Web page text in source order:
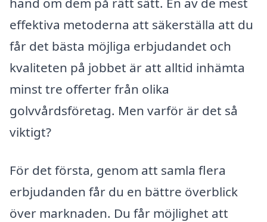
effektiva metoderna att säkerställa att du
får det bästa möjliga erbjudandet och
kvaliteten på jobbet är att alltid in­hämta
minst tre offerter från olika
golvvårdsföretag. Men varför är det så
viktigt?
För det första, genom att samla flera
erbjudanden får du en bättre överblick
över marknaden. Du får möjlighet att